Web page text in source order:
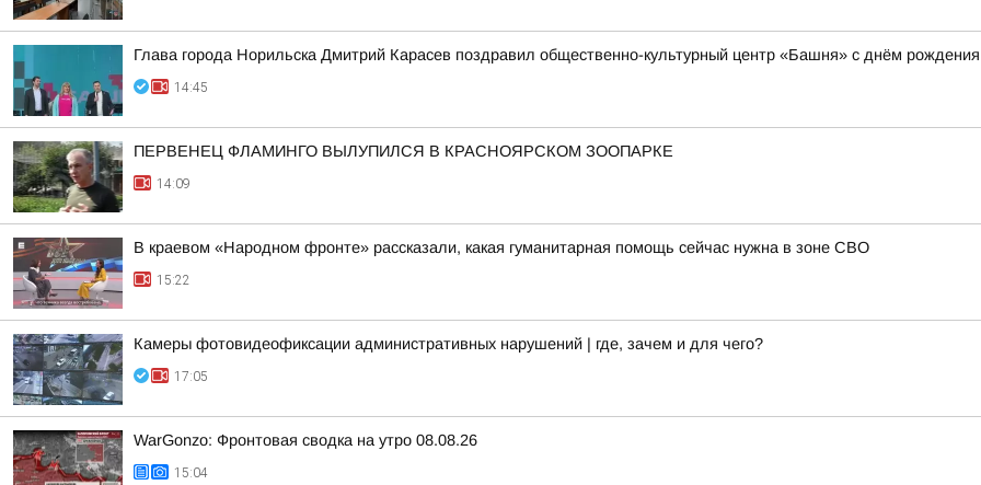
Глава города Норильска Дмитрий Карасев поздравил общественно-культурный центр «Башня» с днём
14:45
ПЕРВЕНЕЦ ФЛАМИНГО ВЫЛУПИЛСЯ В КРАСНОЯРСКОМ ЗООПАРКЕ
14:09
В краевом «Народном фронте» рассказали, какая гуманитарная помощь сейчас нужна в зоне СВО
15:22
Камеры фотовидеофиксации административных нарушений | где, зачем и для чего?
17:05
WarGonzo: Фронтовая сводка на утро 08.08.26
15:04